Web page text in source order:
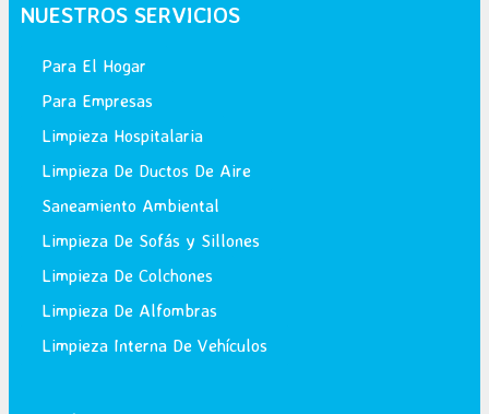
NUESTROS SERVICIOS
Para El Hogar
Para Empresas
Limpieza Hospitalaria
Limpieza De Ductos De Aire
Saneamiento Ambiental
Limpieza De Sofás y Sillones
Limpieza De Colchones
Limpieza De Alfombras
Limpieza Interna De Vehículos